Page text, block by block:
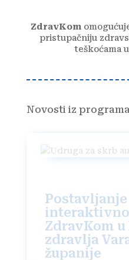
ZdravKom
pristupačniju
teškoćama
Novosti iz
Studijsko
partnera u